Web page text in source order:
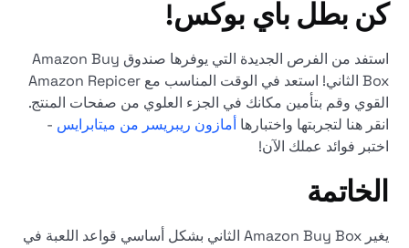
كن بطل باي بوكس!
استفد من الفرص الجديدة التي يوفرها صندوق Amazon Buy
Box الثاني! استعد في الوقت المناسب مع Amazon Repicer
القوي وقم بتأمين مكانك في الجزء العلوي من صفحات المنتج.
انقر هنا لتجربتها واختبارها أمازون ريبريسر من ميتابرايس -
اختبر فوائد عملك الآن!
الخاتمة
يغير Amazon Buy Box الثاني بشكل أساسي قواعد اللعبة في